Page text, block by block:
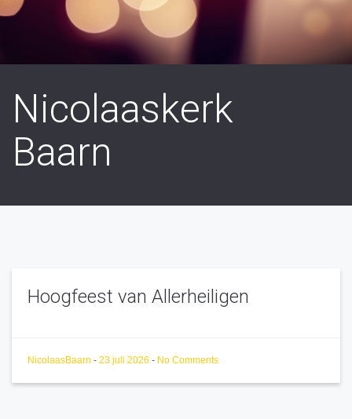
Nicolaaskerk
Baarn
Hoogfeest van Allerheiligen
NicolaasBaarn - 23 juli 2026 - No Comments